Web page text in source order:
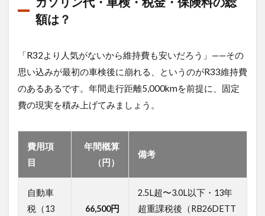
（年
間シ
ショ
1.1
ガソ
リン
車
検・
税
料の
総額
は？
額は？
「R32より人気がないから維持費も安いだろう」——その
思い込みが最初の車検後に崩れる、というのがR33維持費
のあるあるです。年間走行距離5,000kmを前提に、固定
費の現実を積み上げてみましょう。
費用項
目
年間概算
（円）
備考
自動車
税（13
66,500円
2.5L超〜3.0L以下・13年
超重課税後（RB26DETT